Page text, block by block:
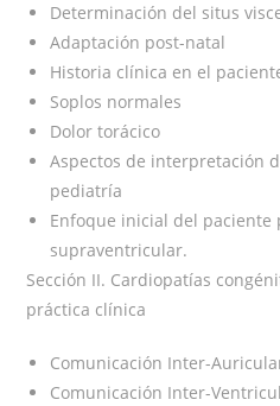
Determinación del situs
Adaptación post-natal
Historia clínica en el
Soplos normales
Dolor torácico
Aspectos de interpretación
pediatría
Enfoque inicial del
supraventricular.
Sección II. Cardiopatías
práctica clínica
Comunicación Inter-
Comunicación Inter-